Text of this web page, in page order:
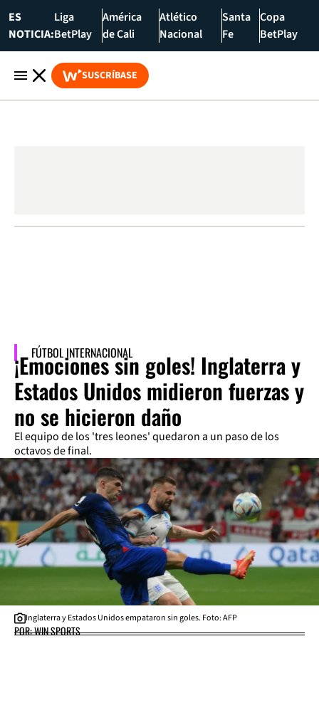
ES
NOTICIA:
Liga
BetPlay
América
de Cali
Atlético
Nacional
Santa
Fe
Copa
BetPlay
SUSCRÍBASE
FÚTBOL INTERNACIONAL
¡Emociones sin goles! Inglaterra y
Estados Unidos midieron fuerzas y
no se hicieron daño
El equipo de los 'tres leones' quedaron a un paso de los
octavos de final.
Inglaterra y Estados Unidos empataron sin goles. Foto: AFP
POR: WIN SPORTS